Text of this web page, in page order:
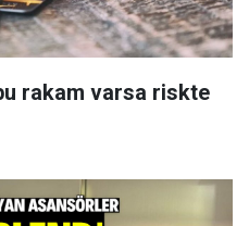
rakam varsa riskte